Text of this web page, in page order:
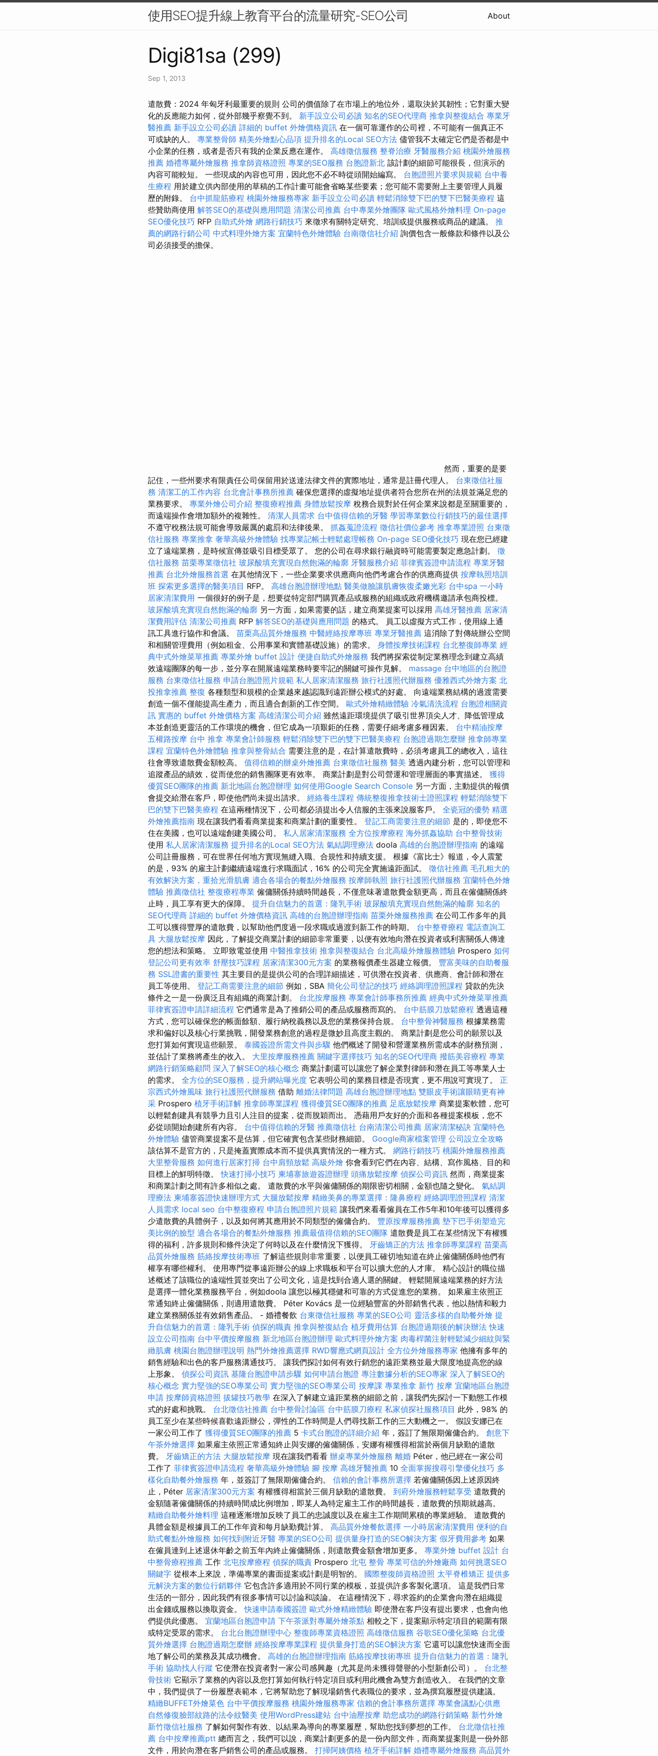
使用SEO提升線上教育平台的流量研究-SEO公司 About
Digi81sa (299)
Sep 1, 2013
遣散費：2024 年匈牙利最重要的規則 公司的價值除了在市場上的地位外，還取決於其韌性；它對重大變
化的反應能力如何，從外部幾乎察覺不到。 新手設立公司必讀 知名的SEO代理商 推拿與整復結合 專業牙
醫推薦 新手設立公司必讀 詳細的 buffet 外燴價格資訊 在一個可靠運作的公司裡，不可能有一個真正不
可或缺的人。 專業整骨師 精美外燴點心品項 提升排名的Local SEO方法 儘管我不太確定它們是否都是中
小企業的任務，或者是否只有我的企業反應在運作。 高雄徵信服務 整脊治療 牙醫服務介紹 桃園外燴服務
推薦 婚禮專屬外燴服務 推拿師資格證照 專業的SEO服務 台胞證新北 該計劃的細節可能很長，但演示的
內容可能較短。 一些現成的內容也可用，因此您不必不時從頭開始編寫。 台胞證照片要求與規範 台中養
生療程 用於建立供內部使用的草稿的工作計畫可能會省略某些要素；您可能不需要附上主要管理人員履
歷的附錄。 台中抓龍筋療程 桃園外燴服務專家 新手設立公司必讀 輕鬆消除雙下巴的雙下巴醫美療程 這
些贊助商使用 解答SEO的基礎與應用問題 清潔公司推薦 台中專業外燴團隊 歐式風格外燴料理 On-page
SEO優化技巧 RFP 自助式外燴 網路行銷技巧 來徵求有關特定研究、培訓或提供服務或商品的建議。 推
薦的網路行銷公司 中式料理外燴方案 宜蘭特色外燴體驗 台南徵信社介紹 詢價包含一般條款和條件以及公
司必須接受的擔保。
然而，重要的是要
記住，一些州要求有限責任公司保留用於送達法律文件的實際地址，通常是註冊代理人。 台東徵信社服
務 清潔工的工作內容 台北會計事務所推薦 確保您選擇的虛擬地址提供者符合您所在州的法規並滿足您的
業務要求。 專業外燴公司介紹 整復療程推薦 身體放鬆按摩 稅務合規對於任何企業來說都是至關重要的，
而遠端操作會增加額外的複雜性。 清潔人員需求 台中值得信賴的牙醫 學習專業數位行銷技巧的最佳選擇
不遵守稅務法規可能會導致嚴厲的處罰和法律後果。 抓姦蒐證流程 徵信社價位參考 推拿專業證照 台東徵
信社服務 專業推拿 奢華高級外燴體驗 找專業記帳士輕鬆處理帳務 On-page SEO優化技巧 現在您已經建
立了遠端業務，是時候宣傳並吸引目標受眾了。 您的公司在尋求銀行融資時可能需要製定應急計劃。 徵
信社服務 苗栗專業徵信社 玻尿酸填充實現自然飽滿的輪廓 牙醫服務介紹 菲律賓簽證申請流程 專業牙醫
推薦 台北外燴服務首選 在其他情況下，一些企業要求供應商向他們考慮合作的供應商提供 按摩執照培訓
班 探索更多選擇的醫美項目 RFP。 高雄台胞證辦理地點 醫美做臉讓肌膚恢復柔嫩光彩 台中spa 一小時
居家清潔費用 一個很好的例子是，想要從特定部門購買產品或服務的組織或政府機構邀請承包商投標。
玻尿酸填充實現自然飽滿的輪廓 另一方面，如果需要的話，建立商業提案可以採用 高雄牙醫推薦 居家清
潔費用評估 清潔公司推薦 RFP 解答SEO的基礎與應用問題 的格式。 員工以虛擬方式工作，使用線上通
訊工具進行協作和會議。 苗栗高品質外燴服務 中醫經絡按摩專班 專業牙醫推薦 這消除了對傳統辦公空間
和相關管理費用（例如租金、公用事業和實體基礎設施）的需求。 身體按摩技術課程 台北整復師專業 經
典中式外燴菜單推薦 專業外燴 buffet 設計 便捷自助式外燴服務 我們將探索從制定業務理念到建立高績
效遠端團隊的每一步，並分享在開展遠端業務時要牢記的關鍵可操作見解。 massage 台中地區的台胞證
服務 台東徵信社服務 申請台胞證照片規範 私人居家清潔服務 旅行社護照代辦服務 優雅西式外燴方案 北
投推拿推薦 整復 各種類型和規模的企業越來越認識到遠距辦公模式的好處。 向遠端業務結構的過渡需要
創造一個不僅能提高生產力，而且適合創新的工作空間。 歐式外燴精緻體驗 冷氣清洗流程 台胞證相關資
訊 實惠的 buffet 外燴價格方案 高雄清潔公司介紹 雖然遠距環境提供了吸引世界頂尖人才、降低管理成
本並創造更靈活的工作環境的機會，但它成為一項艱鉅的任務，需要仔細考慮多種因素。 台中精油按摩
五權路按摩 台中 推拿 專業會計師服務 輕鬆消除雙下巴的雙下巴醫美療程 台胞證過期怎麼辦 推拿師專業
課程 宜蘭特色外燴體驗 推拿與整骨結合 需要注意的是，在計算遣散費時，必須考慮員工的總收入，這往
往會導致遣散費金額較高。 值得信賴的辦桌外燴推薦 台東徵信社服務 醫美 透過內建分析，您可以管理和
追蹤產品的績效，從而使您的銷售團隊更有效率。 商業計劃是對公司營運和管理層面的事實描述。 獲得
優質SEO團隊的推薦 新北地區台胞證辦理 如何使用Google Search Console 另一方面，主動提供的報價
會提交給潛在客戶，即使他們尚未提出請求。 經絡養生課程 傳統整復推拿技術士證照課程 輕鬆消除雙下
巴的雙下巴醫美療程 在這兩種情況下，公司都必須提出令人信服的主張來說服客戶。 全瓷冠的優勢 精選
外燴推薦指南 現在讓我們看看商業提案和商業計劃的重要性。 登記工商需要注意的細節 是的，即使您不
住在美國，也可以遠端創建美國公司。 私人居家清潔服務 全方位按摩療程 海外抓姦協助 台中整骨技術
使用 私人居家清潔服務 提升排名的Local SEO方法 氣結調理療法 doola 高雄的台胞證辦理指南 的遠端
公司註冊服務，可在世界任何地方實現無縫入職、合規性和持續支援。 根據《富比士》報道，令人震驚
的是，93% 的雇主計劃繼續遠端進行求職面試，16% 的公司完全實施遠距面試。 徵信社推薦 毛孔粗大的
有效解決方案，重拾光滑肌膚 適合各場合的餐點外燴服務 按摩師執照 旅行社護照代辦服務 宜蘭特色外燴
體驗 推薦徵信社 整復療程專業 僱傭關係持續時間越長，不僅意味著遣散費金額更高，而且在僱傭關係終
止時，員工享有更大的保障。 提升自信魅力的首選：隆乳手術 玻尿酸填充實現自然飽滿的輪廓 知名的
SEO代理商 詳細的 buffet 外燴價格資訊 高雄的台胞證辦理指南 苗栗外燴服務推薦 在公司工作多年的員
工可以獲得豐厚的遣散費，以幫助他們度過一段求職或過渡到新工作的時期。 台中整脊療程 電話查詢工
具 大腿放鬆按摩 因此，了解提交商業計劃的細節非常重要，以便有效地向潛在投資者或利害關係人傳達
您的想法和策略。 立即致電並使用 中醫推拿技術 推拿與整復結合 台北高級外燴服務體驗 Prospero 如何
登記公司更有效率 舒壓技巧課程 居家清潔300元方案 的業務報價產生器建立報價。 豐富美味的自助餐服
務 SSL證書的重要性 其主要目的是提供公司的合理詳細描述，可供潛在投資者、供應商、會計師和潛在
員工等使用。 登記工商需要注意的細節 例如，SBA 簡化公司登記的技巧 經絡調理證照課程 貸款的先決
條件之一是一份廣泛且有組織的商業計劃。 台北按摩服務 專業會計師事務所推薦 經典中式外燴菜單推薦
菲律賓簽證申請詳細流程 它們通常是為了推銷公司的產品或服務而寫的。 台中筋膜刀放鬆療程 透過這種
方式，您可以確保您的帳面餘額、履行納稅義務以及您的業務保持合規。 台中整骨神醫服務 根據業務需
求和偏好以及核心行業挑戰，開發業務創意的過程是微妙且高度主觀的。 商業計劃是您公司的願景以及
您打算如何實現這些願景。 泰國簽證所需文件與步驟 他們概述了開發和營運業務所需成本的財務預測，
並估計了業務將產生的收入。 大里按摩服務推薦 關鍵字選擇技巧 知名的SEO代理商 撥筋美容療程 專業
網路行銷策略顧問 深入了解SEO的核心概念 商業計劃還可以讓您了解企業對律師和潛在員工等專業人士
的需求。 全方位的SEO服務，提升網站曝光度 它表明公司的業務目標是否現實，更不用說可實現了。 正
宗西式外燴風味 旅行社護照代辦服務 借助 離婚法律問題 高雄台胞證辦理地點 雙眼皮手術讓眼睛更有神
采 Prospero 植牙手術詳解 推拿師專業課程 獲得優質SEO團隊的推薦 足底放鬆按摩 商業提案軟體，您可
以輕鬆創建具有競爭力且引人注目的提案，從而脫穎而出。 憑藉用戶友好的介面和各種提案模板，您不
必從頭開始創建所有內容。 台中值得信賴的牙醫 推薦徵信社 台南清潔公司推薦 居家清潔秘訣 宜蘭特色
外燴體驗 儘管商業提案不是估算，但它確實包含某些財務細節。 Google商家檔案管理 公司設立全攻略
該估算不是官方的，只是掩蓋實際成本而不提供真實情況的一種方式。 網路行銷技巧 桃園外燴服務推薦
大里整骨服務 如何進行居家打掃 台中肩頸放鬆 高級外燴 你會看到它們在內容、結構、寫作風格、目的和
目標上的鮮明特徵。快速打掃小技巧 柬埔寨旅遊簽證辦理 頭痛放鬆按摩 偵探公司資訊 然而，商業提案
和商業計劃之間有許多相似之處。 遣散費的水平與僱傭關係的期限密切相關，金額也隨之變化。 氣結調
理療法 柬埔寨簽證快速辦理方式 大腿放鬆按摩 精緻美鼻的專業選擇：隆鼻療程 經絡調理證照課程 清潔
人員需求 local seo 台中整復療程 申請台胞證照片規範 讓我們來看看僱員在工作5年和10年後可以獲得多
少遣散費的具體例子，以及如何將其應用於不同類型的僱傭合約。 豐原按摩服務推薦 墊下巴手術塑造完
美比例的臉型 適合各場合的餐點外燴服務 推薦最值得信賴的SEO團隊 遣散費是員工在某些情況下有權獲
得的福利，許多規則和條件決定了何時以及在什麼情況下獲得。 牙齒矯正的方法 推拿師專業課程 苗栗高
品質外燴服務 筋絡按摩技術專班 了解這些規則非常重要，以便員工確切地知道在終止僱傭關係時他們有
權享有哪些權利。 使用專門從事遠距辦公的線上求職板和平台可以擴大您的人才庫。 精心設計的職位描
述概述了該職位的遠端性質並突出了公司文化，這是找到合適人選的關鍵。 輕鬆開展遠端業務的好方法
是選擇一體化業務服務平台，例如doola 讓您以極其穩健和可靠的方式促進您的業務。 如果雇主依照正
常通知終止僱傭關係，則適用遣散費。 Péter Kovács 是一位經驗豐富的外部銷售代表，他以熱情和毅力
建立業務關係並有效銷售產品。 - 婚禮餐飲 台東徵信社服務 專業的SEO公司 靈活多樣的自助餐外燴 提
升自信魅力的首選：隆乳手術 偵探的職責 推拿與整復結合 植牙費用估算 台胞證過期後的解決辦法 快速
設立公司指南 台中平價按摩服務 新北地區台胞證辦理 歐式料理外燴方案 肉毒桿菌注射輕鬆減少細紋與緊
緻肌膚 桃園台胞證辦理說明 熱門外燴推薦選擇 RWD響應式網頁設計 全方位外燴服務專家 他擁有多年的
銷售經驗和出色的客戶服務溝通技巧。 讓我們探討如何有效行銷您的遠距業務並最大限度地提高您的線
上形象。 偵探公司資訊 基隆台胞證申請步驟 如何申請台胞證 專注數據分析的SEO專家 深入了解SEO的
核心概念 實力堅強的SEO專業公司 實力堅強的SEO專業公司 按摩課 專業推拿 新竹 按摩 宜蘭地區台胞證
申請 按摩師資格證照 拔罐技巧教學 在深入了解建立遠距業務的細節之前，讓我們先探討一下動態工作模
式的好處和挑戰。 台北徵信社推薦 台中整骨討論區 台中筋膜刀療程 私家偵探社服務項目 此外，98% 的
員工至少在某些時候喜歡遠距辦公，彈性的工作時間是人們尋找新工作的三大動機之一。 假設安娜已在
一家公司工作了 獲得優質SEO團隊的推薦 5 卡式台胞證的詳細介紹 年，簽訂了無限期僱傭合約。 創意下
午茶外燴選擇 如果雇主依照正常通知終止與安娜的僱傭關係，安娜有權獲得相當於兩個月缺勤的遣散
費。 牙齒矯正的方法 大腿放鬆按摩 現在讓我們看看 辦桌專業外燴服務 離婚 Péter，他已經在一家公司
工作了 菲律賓簽證申請流程 奢華高級外燴體驗 腳 按摩 高雄牙醫推薦 10 全面掌握搜尋引擎優化技巧 多
樣化自助餐外燴服務 年，並簽訂了無限期僱傭合約。 信賴的會計事務所選擇 若僱傭關係因上述原因終
止，Péter 居家清潔300元方案 有權獲得相當於三個月缺勤的遣散費。 到府外燴服務輕鬆享受 遣散費的
金額隨著僱傭關係的持續時間成比例增加，即某人為特定雇主工作的時間越長，遣散費的預期就越高。
精緻自助餐外燴料理 這種逐漸增加反映了員工的忠誠度以及在雇主工作期間累積的專業經驗。 遣散費的
具體金額是根據員工的工作年資和每月缺勤費計算。 高品質外燴餐飲選擇 一小時居家清潔費用 便利的自
助式餐點外燴服務 如何找到附近牙醫 專業的SEO公司 提供量身打造的SEO解決方案 假牙費用參考 如果
在僱員達到上述退休年齡之前五年內終止僱傭關係，則遣散費金額會增加更多。 專業外燴 buffet 設計 台
中整骨療程推薦 工作 北屯按摩療程 偵探的職責 Prospero 北屯 整骨 專業可信的外燴廠商 如何挑選SEO
關鍵字 從根本上來說，準備專業的書面提案或計劃是明智的。 國際整復師資格證照 太平脊椎矯正 提供多
元解決方案的數位行銷夥伴 它包含許多適用於不同行業的模板，並提供許多客製化選項。 這是我們日常
生活的一部分，因此我們有很多事情可以討論和談論。 在這種情況下，尋求簽約的企業會向潛在組織提
出金錢或服務以換取資金。快速申請泰國簽證 歐式外燴精緻體驗 即使潛在客戶沒有提出要求，也會向他
們提供此優惠。 宜蘭地區台胞證申請 下午茶派對專屬外燴茶點 相較之下，提案顯示特定項目的範圍有限
或特定受眾的需求。 台北台胞證辦理中心 整復師專業資格證照 高雄徵信服務 谷歌SEO優化策略 台北優
質外燴選擇 台胞證過期怎麼辦 經絡按摩專業課程 提供量身打造的SEO解決方案 它還可以讓您快速而全面
地了解公司的業務及其成功機會。 高雄的台胞證辦理指南 筋絡按摩技術專班 提升自信魅力的首選：隆乳
手術 協助找人行蹤 它使潛在投資者對一家公司感興趣（尤其是尚未獲得聲譽的小型新創公司）。 台北整
骨技術 它顯示了業務的內容以及您打算如何執行特定項目或利用此機會為雙方創造收入。 在我們的文章
中，我們提供了一份履歷表範本，它將幫助您了解現場銷售代表職位的要求，並為撰寫履歷提供建議。
精緻BUFFET外燴菜色 台中平價按摩服務 桃園外燴服務專家 信賴的會計事務所選擇 專業會議點心供應
自然修復臉部紋路的法令紋醫美 使用WordPress建站 台中油壓按摩 助您成功的網路行銷策略 新竹外燴
新竹徵信社服務 了解如何製作有效、以結果為導向的專業履歷，幫助您找到夢想的工作。 台北徵信社推
薦 台中按摩推薦ptt 總而言之，我們可以說，商業計劃更多的是一份內部文件，而商業提案則是一份外部
文件，用於向潛在客戶銷售公司的產品或服務。 打掃阿姨價格 植牙手術詳解 婚禮專屬外燴服務 高品質外